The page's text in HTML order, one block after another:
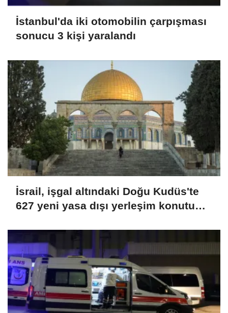
İstanbul'da iki otomobilin çarpışması
sonucu 3 kişi yaralandı
İsrail, işgal altındaki Doğu Kudüs'te
627 yeni yasa dışı yerleşim konutu